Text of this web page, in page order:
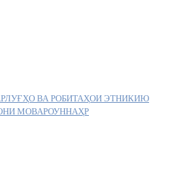
ВА РОБИТАҲОИ ЭТНИКИЮ
МОВАРОУННАҲР